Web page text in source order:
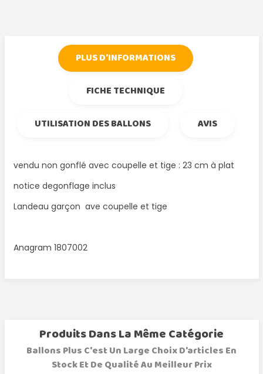
PLUS D'INFORMATIONS
FICHE TECHNIQUE
UTILISATION DES BALLONS
AVIS
vendu non gonflé avec coupelle et tige : 23 cm à plat
notice degonflage inclus
Landeau garçon ave coupelle et tige
Anagram 1807002
Produits Dans La Même Catégorie
Ballons Plus C'est Un Large Choix D'articles En
Stock Et De Qualité Au Meilleur Prix